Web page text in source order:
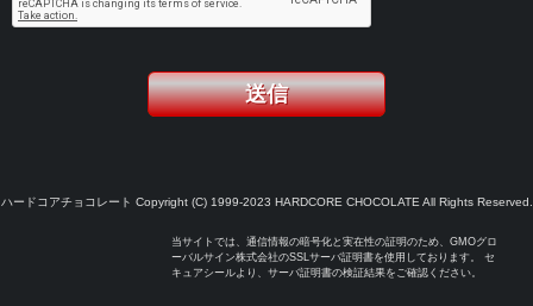
ハードコアチョコレート Copyright (C) 1999-2023 HARDCORE CHOCOLATE All Rights Reserved.
当サイトでは、通信情報の暗号化と実在性の証明のため、GMOグロ
ーバルサイン株式会社のSSLサーバ証明書を使用しております。 セ
キュアシールより、サーバ証明書の検証結果をご確認ください。